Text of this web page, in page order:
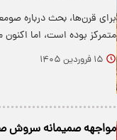
برای قرن‌ها، بحث درباره
متمرکز بوده است، اما
۱۵ فروردین ۱۴۰۵
مواجهه صمیمانه سروش صحت و